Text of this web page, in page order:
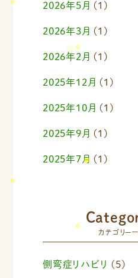
2026年5月 (1)
2026年3月 (1)
2026年2月 (1)
2025年12月 (1)
2025年10月 (1)
2025年9月 (1)
2025年7月 (1)
2025年4月(1)
(1)
2025年1月 (1)
カテゴリー
側弯症リハビリ (5)